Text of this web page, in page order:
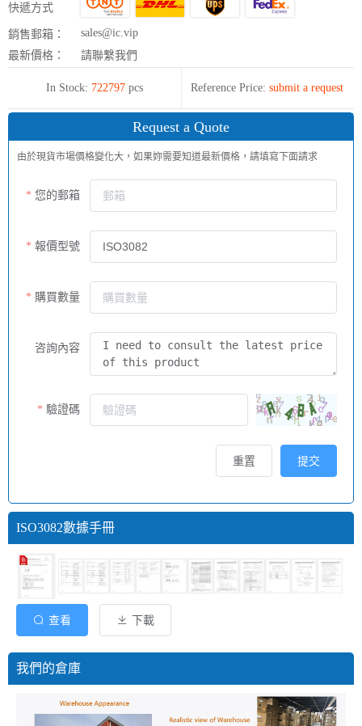
快遞方式
銷售郵箱：
sales@ic.vip
最新價格：
請聯繫我們
In Stock: 722797 pcs Reference Price: submit a request
Request a Quote
由於現貨市場價格變化大，如果妳需要知道最新價格，請填寫下面請求
您的郵箱
報價型號
購買數量
咨詢內容
驗證碼
提交
重置
ISO3082數據手冊
查看 下載
我們的倉庫